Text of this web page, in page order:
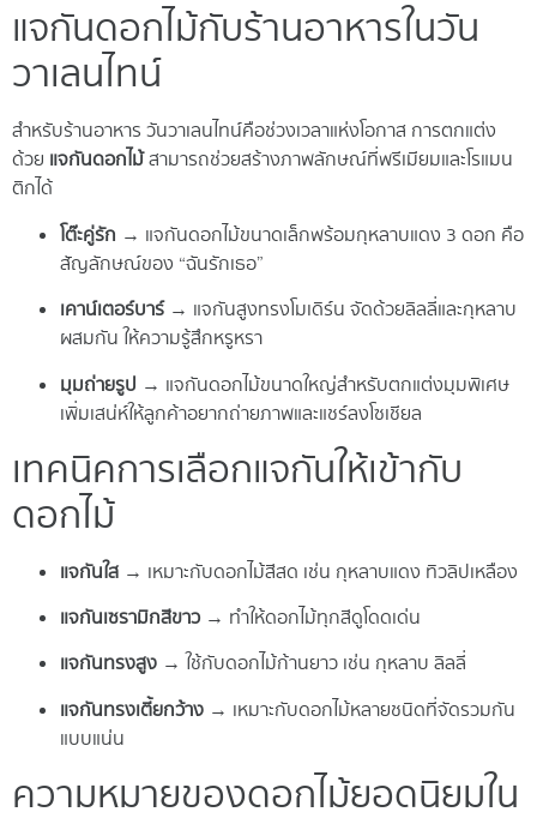
แจกันดอกไม้กับร้านอาหารในวัน
วาเลนไทน์
สำหรับร้านอาหาร วันวาเลนไทน์คือช่วงเวลาแห่งโอกาส การตกแต่ง
ด้วย แจกันดอกไม้สามารถช่วยสร้างภาพลักษณ์ที่พรีเมียมและโรแมน
ติกได้
โต๊ะคู่รัก → แจกันดอกไม้ขนาดเล็กพร้อมกุหลาบแดง 3 ดอก คือ
สัญลักษณ์ของ “ฉันรักเธอ”
เคาน์เตอร์บาร์→ แจกันสูงทรงโมเดิร์น จัดด้วยลิลลี่และกุหลาบ
ผสมกัน ให้ความรู้สึกหรูหรา
มุมถ่ายรูป → แจกันดอกไม้ขนาดใหญ่สำหรับตกแต่งมุมพิเศษ
เพิ่มเสน่ห์ให้ลูกค้าอยากถ่ายภาพและแชร์ลงโซเชียล
เทคนิคการเลือกแจกันให้เข้ากับ
ดอกไม้
แจกันใส → เหมาะกับดอกไม้สีสด เช่น กุหลาบแดง ทิวลิปเหลือง
แจกันเซรามิกสีขาว → ทำให้ดอกไม้ทุกสีดูโดดเด่น
แจกันทรงสูง → ใช้กับดอกไม้ก้านยาว เช่น กุหลาบ ลิลลี่
แจกันทรงเตี้ยกว้าง → เหมาะกับดอกไม้หลายชนิดที่จัดรวมกัน
แบบแน่น
ความหมายของดอกไม้ยอดนิยมใน